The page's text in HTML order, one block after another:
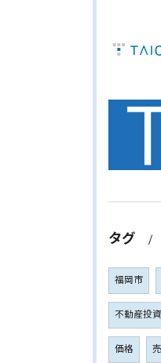
タグ
福岡市
不動産投
価格